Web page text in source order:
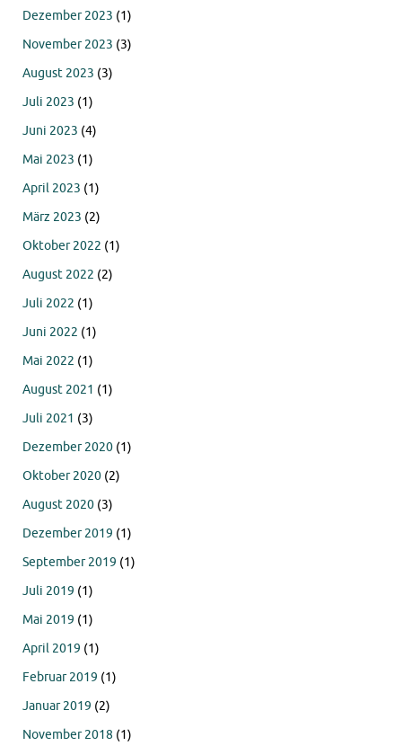
Dezember 2023 (1)
November 2023 (3)
August 2023 (3)
Juli 2023 (1)
Juni 2023 (4)
Mai 2023 (1)
April 2023 (1)
März 2023 (2)
Oktober 2022 (1)
August 2022 (2)
Juli 2022 (1)
Juni 2022 (1)
Mai 2022 (1)
August 2021 (1)
Juli 2021 (3)
Dezember 2020 (1)
Oktober 2020 (2)
August 2020 (3)
Dezember 2019 (1)
September 2019 (1)
Juli 2019 (1)
Mai 2019 (1)
April 2019 (1)
Februar 2019 (1)
Januar 2019 (2)
November 2018 (1)